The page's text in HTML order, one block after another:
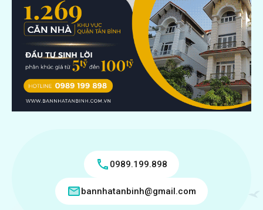
0989.199.898
bannhatanbinh@gmail.com